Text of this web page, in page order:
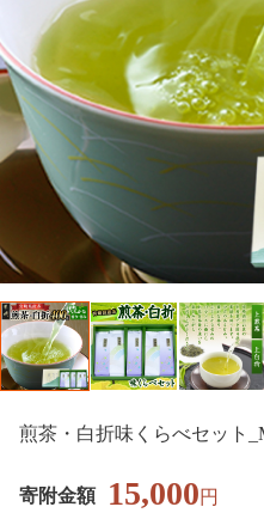
煎茶・白折味くらべセット
寄附金額 15,000円